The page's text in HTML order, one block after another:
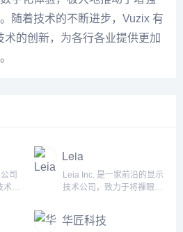
随着技术的不断进步，Vuzix 有
的创新，为各行各业提供更加
司
术应
创
Leia
Leia Inc. 是一家前沿的显示
技术公司，致力于将裸眼3D
和任何设备上。通过先进的
显示光学技术和软件创新，
华匠科技